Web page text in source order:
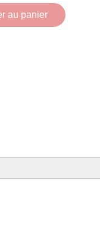
au panier